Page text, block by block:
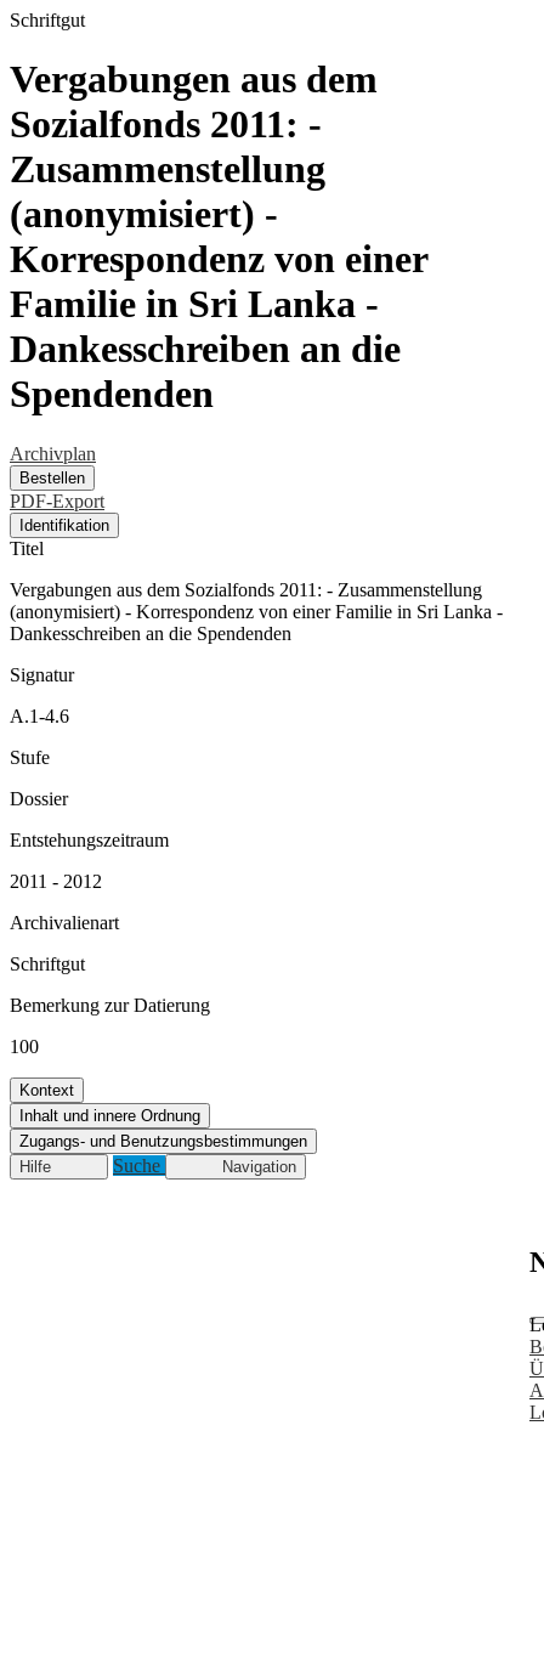
Schriftgut
Vergabungen aus dem
Sozialfonds 2011: -
Zusammenstellung
(anonymisiert) -
Korrespondenz von einer
Familie in Sri Lanka -
Dankesschreiben an die
Spendenden
Archivplan
Bestellen
PDF-Export
Identifikation
Titel
Vergabungen aus dem Sozialfonds 2011: - Zusammenstellung
(anonymisiert) - Korrespondenz von einer Familie in Sri Lanka -
Dankesschreiben an die Spendenden
Signatur
A.1-4.6
Stufe
Dossier
Entstehungszeitraum
2011 - 2012
Archivalienart
Schriftgut
Bemerkung zur Datierung
100
Kontext
Inhalt und innere Ordnung
Zugangs- und Benutzungsbestimmungen
Hilfe
Suche Navigation